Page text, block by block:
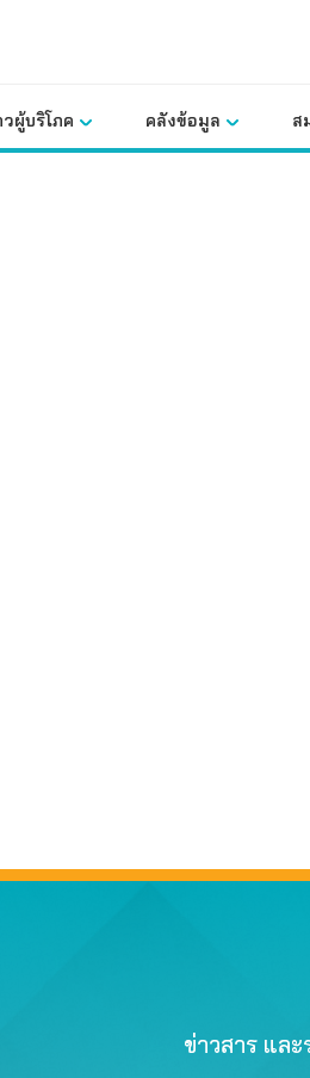
ผู้บริโภค คลังข้อมูล ส
ข่าวสาร แล